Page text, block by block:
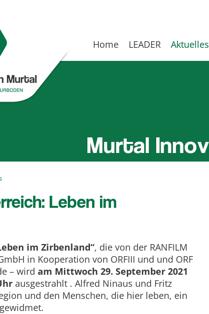
Home LEADER Aktuelles
Leben im
im Zirbenland“, die von der RANFILM
in Kooperation von ORFIII und und ORF
– wird am Mittwoch 29. September 2021
ausgestrahlt . Alfred Ninaus und Fritz
und den Menschen, die hier leben, ein